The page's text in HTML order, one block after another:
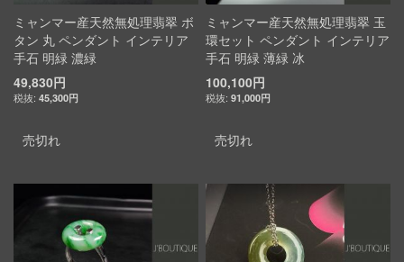
ミャンマー産天然無処理翡翠 ボ
タン 丸 ペンダント インテリア
手石 明緑 濃緑
49,830円
45,300円
売切れ
ミャンマー産天然無処理翡翠 玉
環セット ペンダント インテリア
手石 明緑 薄緑 冰
100,100円
91,000円
売切れ